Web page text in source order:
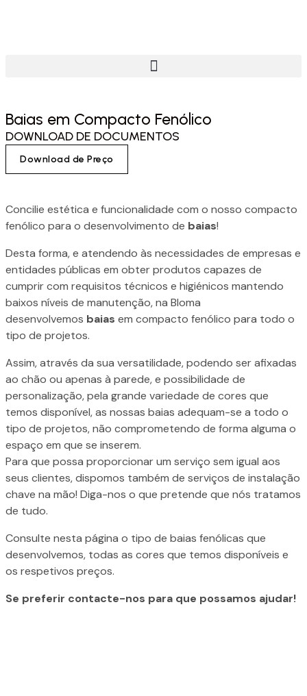
Baias em Compacto Fenólico
DOWNLOAD DE DOCUMENTOS
Download de Preço
Concilie estética e funcionalidade com o nosso compacto
fenólico para o desenvolvimento de baias!
Desta forma, e atendendo às necessidades de empresas e
entidades públicas em obter produtos capazes de
cumprir com requisitos técnicos e higiénicos mantendo
baixos níveis de manutenção, na Bloma
desenvolvemos baias em compacto fenólico para todo o
tipo de projetos.
Assim, através da sua versatilidade, podendo ser afixadas
ao chão ou apenas à parede, e possibilidade de
personalização, pela grande variedade de cores que
temos disponível, as nossas baias adequam-se a todo o
tipo de projetos, não comprometendo de forma alguma o
espaço em que se inserem.
Para que possa proporcionar um serviço sem igual aos
seus clientes, dispomos também de serviços de instalação
chave na mão! Diga-nos o que pretende que nós tratamos
de tudo.
Consulte nesta página o tipo de baias fenólicas que
desenvolvemos, todas as cores que temos disponíveis e
os respetivos preços.
Se preferir contacte-nos para que possamos ajudar!